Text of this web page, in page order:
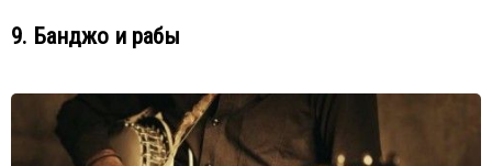
9. Банджо и рабы